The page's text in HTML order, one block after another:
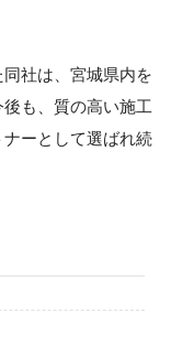
社は、宮城県内を
も、質の高い施工
ーとして選ばれ続